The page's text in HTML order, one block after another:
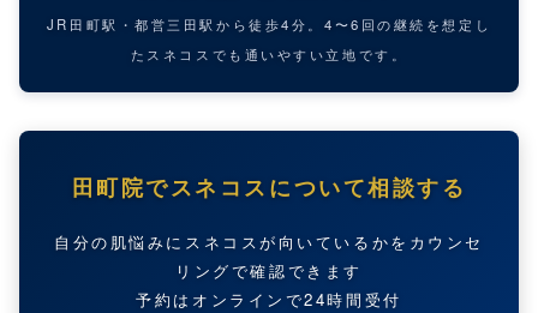
JR田町駅・都営三田駅から徒歩4分。4〜6回の継続を想定し
たスネコスでも通いやすい立地です。
田町院でスネコスについて相談する
自分の肌悩みにスネコスが向いているかをカウンセ
リングで確認できます
予約はオンラインで24時間受付